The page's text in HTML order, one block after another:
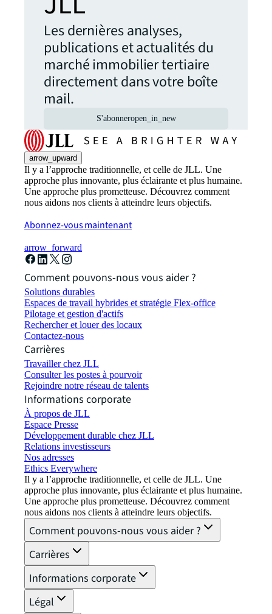
Les dernières analyses,
publications et actualités du
marché immobilier tertiaire
directement dans votre boîte
mail.
S'abonneropen_in_new
arrow_upward
Il y a l’approche traditionnelle, et celle de JLL. Une
approche plus innovante, plus éclairante et plus humaine.
Une approche plus prometteuse. Découvrez comment
nous aidons nos clients à atteindre leurs objectifs.
Abonnez-vous maintenant
arrow_forward
Comment pouvons-nous vous aider ?
Solutions durables
Espaces de travail hybrides et stratégie Flex-office
Pilotage et gestion d'actifs
Rechercher et louer des locaux
Contactez-nous
Carrières
Travailler chez JLL
Consulter les postes à pourvoir
Rejoindre notre réseau de talents
Informations corporate
À propos de JLL
Espace Presse
Développement durable chez JLL
Relations investisseurs
Nos adresses
Ethics Everywhere
Il y a l’approche traditionnelle, et celle de JLL. Une
approche plus innovante, plus éclairante et plus humaine.
Une approche plus prometteuse. Découvrez comment
nous aidons nos clients à atteindre leurs objectifs.
Comment pouvons-nous vous aider ?
Carrières
Informations corporate
Légal